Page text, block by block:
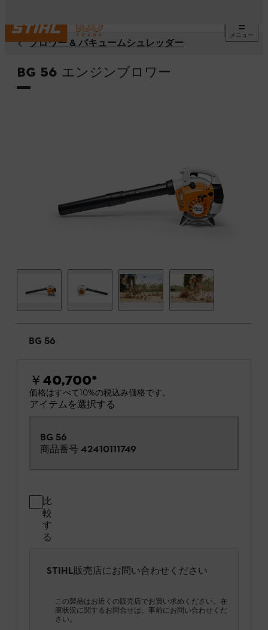
メニュー
ブロワー & バキュームシュレッダー
BG 56 エンジンブロワー
BG 56
￥40,700*
価格はすべて10%の税込み価格です。
アイテムを選択する
BG 56
商品番号 42410111749
比
較
す
る
STIHL販売店にお問い合わせください
この製品はお近くの販売店でお買い求めください。在
庫状況に関するお問合せは、事前にお問い合わせくだ
さい。